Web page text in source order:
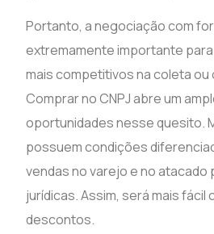
Portanto, a negociação com
extremamente importante
mais competitivos na coleta ou
Comprar no CNPJ abre um
oportunidades nesse quesito.
possuem condições
vendas no varejo e no atacado
jurídicas. Assim, será mais fácil
descontos.